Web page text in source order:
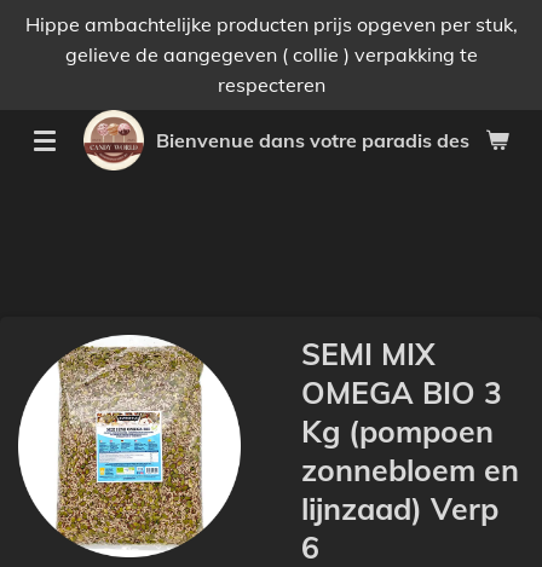
Passer
principal
Bienvenue dans votre paradis des
Hippe ambachtelijke producten prijs opgeven per stuk,
gelieve de aangegeven ( collie ) verpakking te
respecteren
SEMI MIX
OMEGA BIO 3
Kg (pompoen
zonnebloem en
lijnzaad) Verp
6